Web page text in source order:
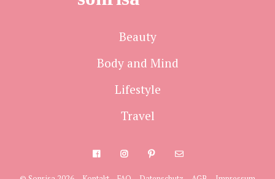
Beauty
Body and Mind
Lifestyle
Travel